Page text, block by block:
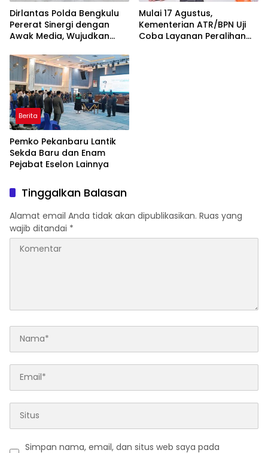
Dirlantas Polda Bengkulu
Pererat Sinergi dengan
Awak Media, Wujudkan
dan Berkualitas
Mulai 17 Agustus,
Kementerian ATR/BPN Uji
Coba Layanan Peralihan
Berita
Pemko Pekanbaru Lantik
Sekda Baru dan Enam
Pejabat Eselon Lainnya
Tinggalkan Balasan
Alamat email Anda tidak akan dipublikasikan. Ruas yang
wajib ditandai *
Simpan nama, email, dan situs web saya pada